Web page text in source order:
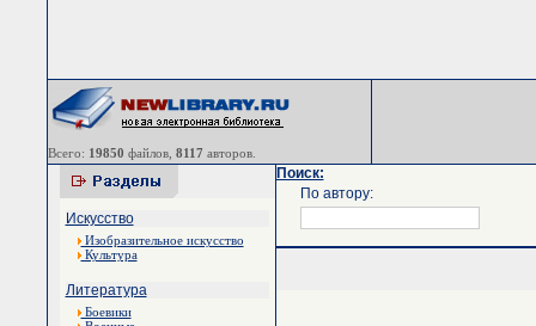
Всего: 19850 файлов, 8117 авторов.
Искусство
Изобразительное искусство
Культура
Литература
Боевики
Поиск:
По автору: